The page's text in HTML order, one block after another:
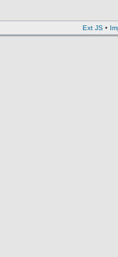
Ext JS •